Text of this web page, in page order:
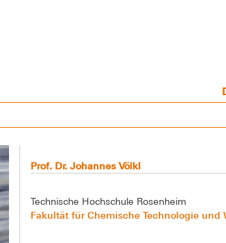
Prof. Dr. Johannes Völkl
Technische Hochschule Rosenheim
Fakultät für Chemische Technologie und